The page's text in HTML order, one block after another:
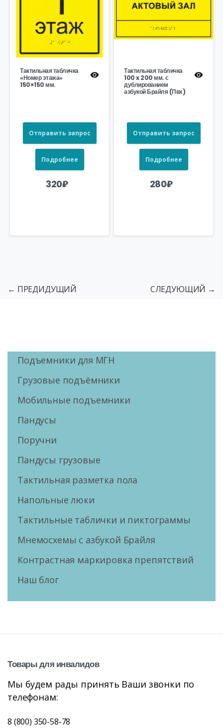
Тактильная табличка
«Номер этажа»
150×150 мм.
Отправить запрос
Подробнее
320₽
Тактильная табличка
100 x 200 мм. с
дублированием
азбукой Брайля (Пвх)
Отправить запрос
Подробнее
280₽
← ПРЕДИДУЩИЙ СЛЕДУЮЩИЙ →
Подъемники для МГН
Грузовые подъёмники
Мобильные подъемники
Пандусы
Поручни
Пандусы грузовые
Тактильная разметка пола
Напольные люки
Тактильные таблички и пиктограммы
Мнемосхемы с азбукой Брайля
Контрастная маркировка препятствий
Наш блог
Товарыдля инвалидов
Мы будем рады принять Ваши звонки по
телефонам:
8 (800) 350-58-78